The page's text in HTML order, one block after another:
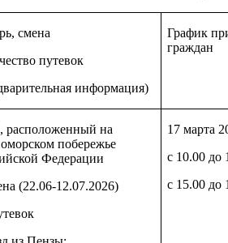
смена
путевок
информация)
График
граждан
на
побережье
Федерации
(22.06-12.07.2026)
17 марта
с 10.00 до
с 15.00 до